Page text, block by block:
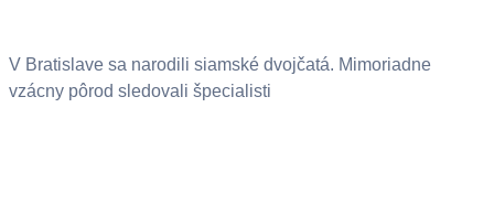
V Bratislave sa narodili siamské dvojčatá. Mimoriadne
vzácny pôrod sledovali špecialisti